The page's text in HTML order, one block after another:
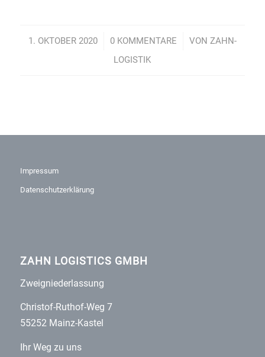
1. OKTOBER 2020
/ 0 KOMMENTARE
/ VON ZAHN-
LOGISTIK
Impressum
Datenschutzerklärung
ZAHN LOGISTICS GMBH
Zweigniederlassung
Christof-Ruthof-Weg 7
55252 Mainz-Kastel
Ihr Weg zu uns